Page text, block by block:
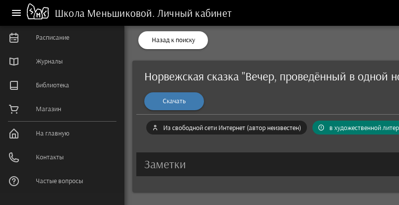
Школа Меньшиковой. Личный кабинет
Расписание
Журналы
Библиотека
Магазин
На главную
Контакты
Частые вопросы
Назад к поиску
Норвежская сказка "Вечер, проведённый в одной
Скачать
Из свободной сети Интернет (автор неизвестен) в художественной
Заметки